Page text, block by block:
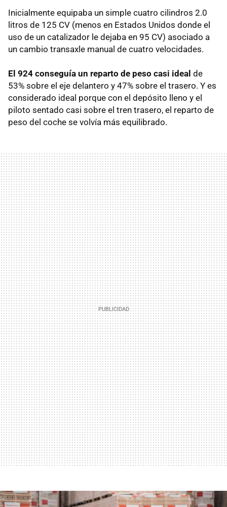
Inicialmente equipaba un simple cuatro cilindros 2.0
litros de 125 CV (menos en Estados Unidos donde el
uso de un catalizador le dejaba en 95 CV) asociado a
un cambio transaxle manual de cuatro velocidades.
El 924 conseguía un reparto de peso casi ideal de
53% sobre el eje delantero y 47% sobre el trasero. Y es
considerado ideal porque con el depósito lleno y el
piloto sentado casi sobre el tren trasero, el reparto de
peso del coche se volvía más equilibrado.